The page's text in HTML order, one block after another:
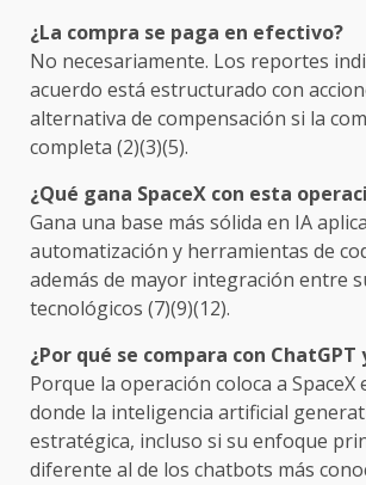
¿La compra se paga en efectivo?
No necesariamente. Los reportes
acuerdo está estructurado con
alternativa de compensación si la
completa (2)(3)(5).
¿Qué gana SpaceX con esta
Gana una base más sólida en IA
automatización y herramientas de
además de mayor integración entre
tecnológicos (7)(9)(12).
¿Por qué se compara con ChatGPT
Porque la operación coloca a
donde la inteligencia artificial
estratégica, incluso si su enfoque
diferente al de los chatbots más